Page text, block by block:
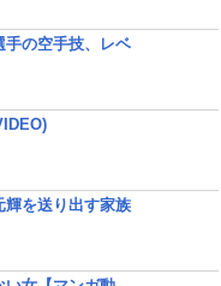
手の空手技、レベ
輝を送り出す家族